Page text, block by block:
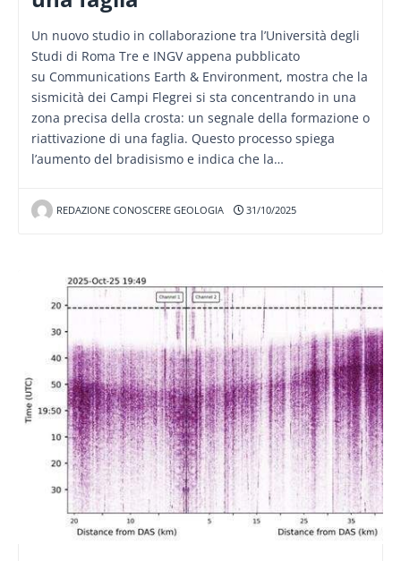
Un nuovo studio in collaborazione tra l’Università degli
Studi di Roma Tre e INGV appena pubblicato
su Communications Earth & Environment, mostra che la
sismicità dei Campi Flegrei si sta concentrando in una
zona precisa della crosta: un segnale della formazione o
riattivazione di una faglia. Questo processo spiega
l’aumento del bradisismo e indica che la…
REDAZIONE CONOSCERE GEOLOGIA 31/10/2025